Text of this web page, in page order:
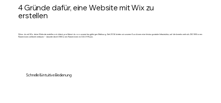
4 Gründe dafür, eine Website mit Wix zu
erstellen
Wenn du mit Wix deine Website erstellen möchtest, profitierst du von unserer langjährigen Erfahrung. Seit 2006 bieten wir unseren Kund:innen eine leistungsstarke Infrastruktur, auf die bereits mehr als 250 Millionen
Nutzer:innen weltweit vertrauen – darunter über 6 Millionen Nutzer:innen im DACH-Raum.
Schnelle & intuitive Bedienung